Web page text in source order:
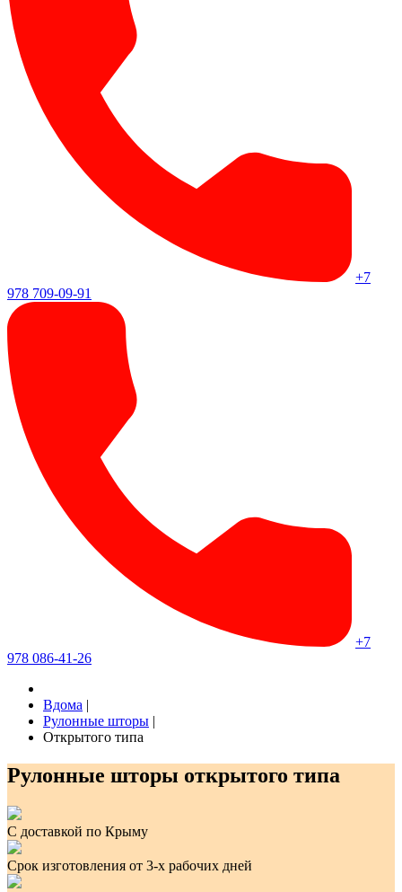
+7
978 709-09-91
+7
978 086-41-26
Вдома |
Рулонные шторы |
Открытого типа
Рулонные шторы открытого типа
С доставкой по Крыму
Срок изготовления от 3-х рабочих дней